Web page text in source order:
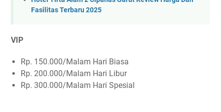
Fasilitas Terbaru 2025
VIP
Rp. 150.000/Malam Hari Biasa
Rp. 200.000/Malam Hari Libur
Rp. 300.000/Malam Hari Spesial